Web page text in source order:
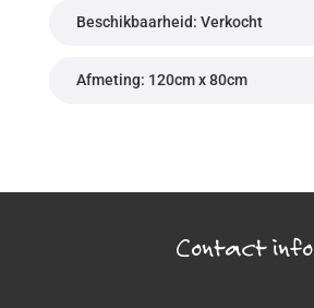
Beschikbaarheid: Verkocht
Afmeting: 120cm x 80cm
Contact info